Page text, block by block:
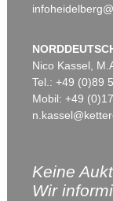
Nico Kassel,
Tel.: +49 (0)89
Mobil: +49
Keine
Wir